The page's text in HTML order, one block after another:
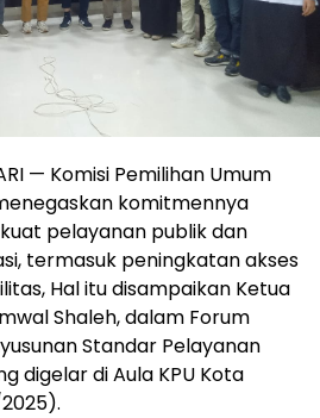
— Komisi Pemilihan Umum
komitmennya
pelayanan publik dan
termasuk peningkatan akses
Hal itu disampaikan Ketua
Shaleh, dalam Forum
Standar Pelayanan
digelar di Aula KPU Kota
2025).